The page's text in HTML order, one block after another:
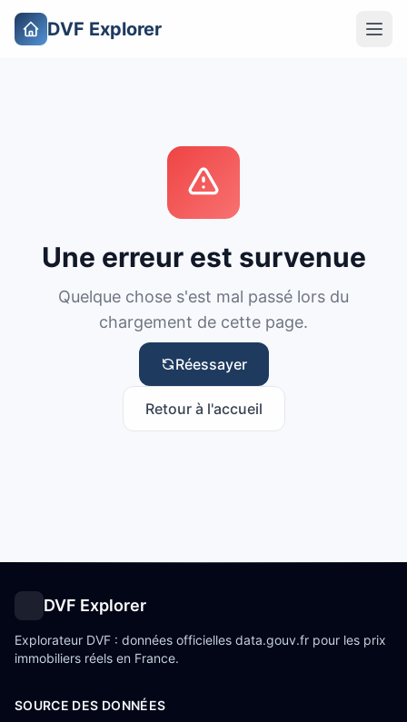
DVF Explorer
Une erreur est survenue
Quelque chose s'est mal passé lors du
chargement de cette page.
Réessayer
Retour à l'accueil
DVF Explorer
Explorateur DVF : données officielles data.gouv.fr pour les prix
immobiliers réels en France.
SOURCE DES DONNÉES